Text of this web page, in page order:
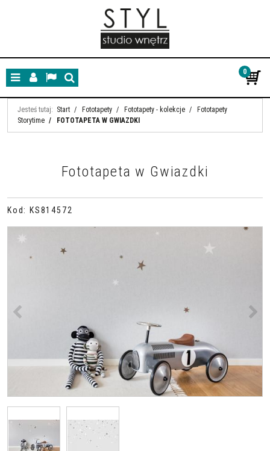
MenuPanelLangSzukaj
0
Jesteś tutaj: Start / Fototapety / Fototapety - kolekcje /
Fototapety
Storytime / FOTOTAPETA W GWIAZDKI
Fototapeta w Gwiazdki
Kod : KS814572
<